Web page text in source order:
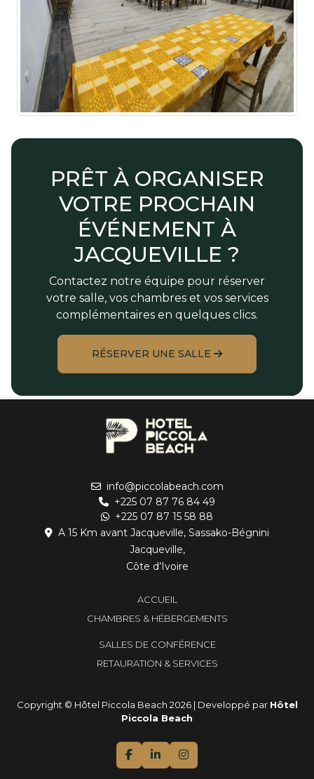
PRÊT À ORGANISER
VOTRE PROCHAIN
ÉVÉNEMENT À
JACQUEVILLE ?
Contactez notre équipe pour réserver
votre salle, vos chambres et vos services
complémentaires en quelques clics.
RÉSERVER UNE SALLE
info@piccolabeach.com
+225 07 87 76 84 49
+225 07 87 15 58 88
A 15 Km avant Jacqueville, Sassako-Bégnini
Jacqueville,
Côte d’Ivoire
ACCUEIL
CHAMBRES & HÉBERGEMENTS
SALLES DE CONFÉRENCE
RETAURATION & SERVICES
Copyright © Hôtel Piccola Beach 2026 | Developpé par Hôtel
Piccola Beach